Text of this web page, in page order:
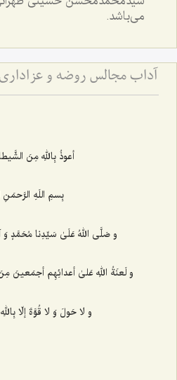
می‌باشد.
أعوذُ بِاللهِ مِنَ
بِسمِ اللَهِ الرَّحمَنِ
و صَلَّى اللهُ عَلَىٰ سَيِّدِنا مُحَمَّدٍ وَ
و لَعنَةُ اللهِ عَلیٰ أعدائِهِم أجمَعينَ
و لا حَولَ وَ لا قُوَّةَ إلّا